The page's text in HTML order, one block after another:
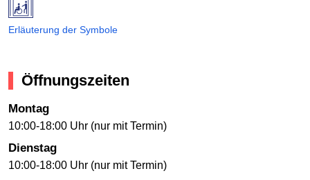
Erläuterung der Symbole
Öffnungszeiten
Montag
10:00-18:00 Uhr (nur mit Termin)
Dienstag
10:00-18:00 Uhr (nur mit Termin)